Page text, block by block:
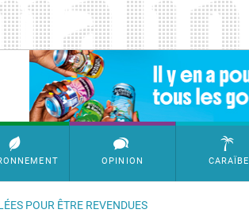
SimpleAds Block Bannière
OPINION CARAÏBE
POUR ÊTRE REVENDUES